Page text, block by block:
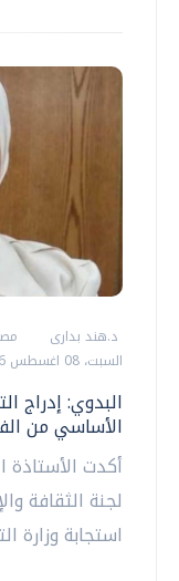
د.هند بدارى
السبت، 08 اغسطس 2026 08:36 م
البدوي: إدراج
الأساسي من
أكدت الأستاذة
لجنة الثقافة
استجابة وزارة